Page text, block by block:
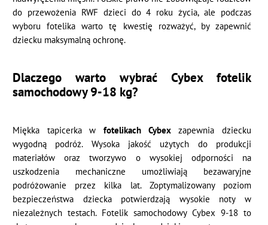
do przewożenia RWF dzieci do 4 roku życia, ale podczas
wyboru fotelika warto tę kwestię rozważyć, by zapewnić
dziecku maksymalną ochronę.
Dlaczego warto wybrać Cybex fotelik
samochodowy 9-18 kg?
Miękka tapicerka w fotelikach Cybexzapewnia dziecku
wygodną podróż. Wysoka jakość użytych do produkcji
materiałów oraz tworzywo o wysokiej odporności na
uszkodzenia mechaniczne umożliwiają bezawaryjne
podróżowanie przez kilka lat. Zoptymalizowany poziom
bezpieczeństwa dziecka potwierdzają wysokie noty w
niezależnych testach. Fotelik samochodowy Cybex 9-18 to